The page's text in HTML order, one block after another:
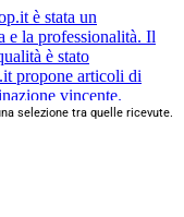
selezione tra quelle ricevute.